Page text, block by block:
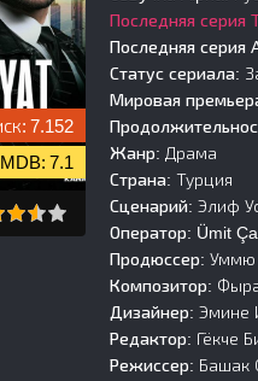
7.152
7.1
Последняя серия
Последняя серия
Статус сериала:
Мировая
Жанр: Драма
Страна: Турция
Сценарий: Элиф
Оператор: Ümit
Продюссер: Уммю
Композитор:
Дизайнер: Эмине
Редактор: Гёкче
Режиссер: Башак